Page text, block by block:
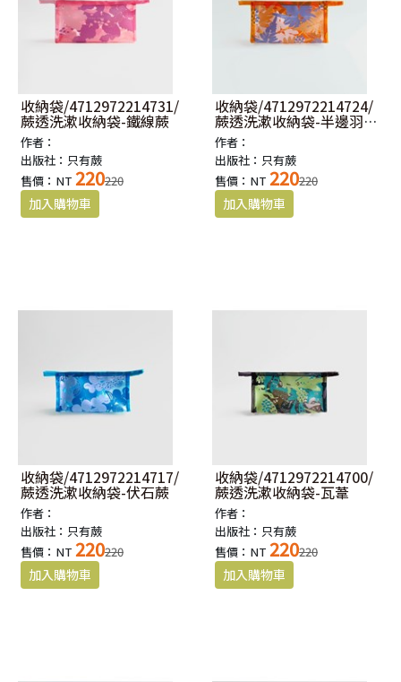
收納袋/4712972214731/
蕨透洗漱收納袋-鐵線蕨
作者：
出版社：只有蕨
售價：NT 220220
收納袋/4712972214724/
蕨透洗漱收納袋-半邊羽裂
鳳尾蕨
作者：
出版社：只有蕨
售價：NT 220220
收納袋/4712972214717/
蕨透洗漱收納袋-伏石蕨
作者：
出版社：只有蕨
售價：NT 220220
收納袋/4712972214700/
蕨透洗漱收納袋-瓦葦
作者：
出版社：只有蕨
售價：NT 220220